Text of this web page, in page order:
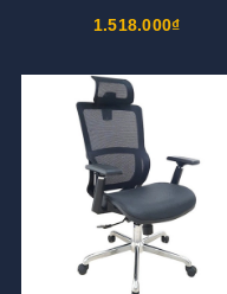
1.518.000₫